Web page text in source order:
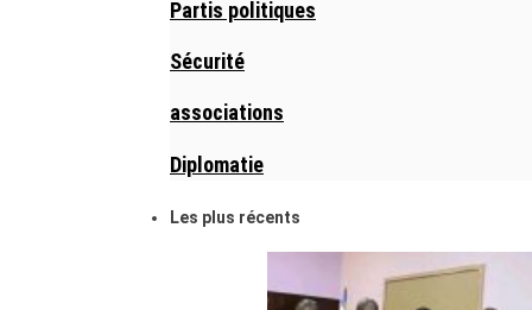
Partis politiques
Sécurité
associations
Diplomatie
Les plus récents